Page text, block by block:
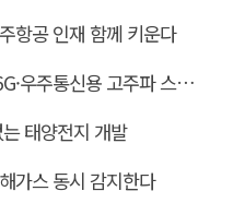
항공 인재 함께 키운다
UNIST, 반도체 잉크 발라 6G·우주통신용 고주파 스위치 만든다
태양전지 개발
가스 동시 감지한다